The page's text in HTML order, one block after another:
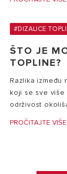
#DIZALICE
ŠTO JE
TOPLINE?
Razlika između
koji se sve više
održivost
PROČITAJTE VIŠE